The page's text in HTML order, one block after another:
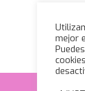
mejor